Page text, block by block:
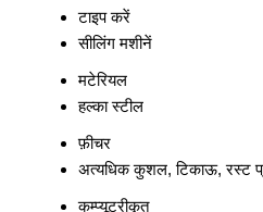
टाइप करें
सीलिंग मशीनें
मटेरियल
हल्का स्टील
फ़ीचर
अत्यधिक कुशल, टिकाऊ, रस्ट
कम्प्यूटरीकृत